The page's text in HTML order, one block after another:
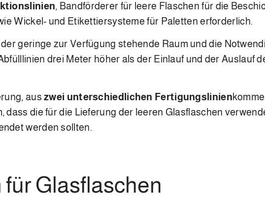
, Bandförderer für leere Flaschen für die
Wickel- und Etikettiersysteme für Paletten erforderlich.
geringe zur Verfügung stehende Raum und die
drei Meter höher als der Einlauf und der Auslauf
auszwei unterschiedlichen Fertigungslinien
dass die für die Lieferung der leeren Glasflaschen
werden sollten.
Glasflaschen